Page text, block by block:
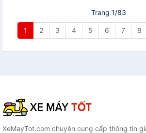
Trang 1/83
1 2 3 4 5 6 7 8
XeMayTot.com chuyên cung cấp thông tin